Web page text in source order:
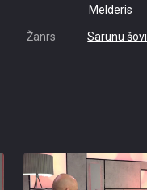
Melderis
Žanrs Sarunu šovi